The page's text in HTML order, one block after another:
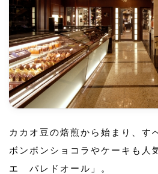
カカオ豆の焙煎から始まり、す
ボンボンショコラやケーキも人
エ パレドオール」。